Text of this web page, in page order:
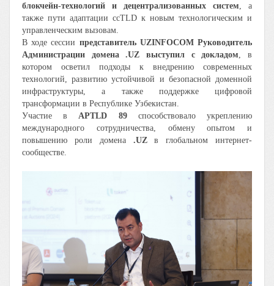
блокчейн-технологий и децентрализованных систем, а
также пути адаптации ccTLD к новым технологическим и
управленческим вызовам.
В ходе сессии представитель UZINFOCOM Руководитель
Администрации домена .UZ выступил с докладом, в
котором осветил подходы к внедрению современных
технологий, развитию устойчивой и безопасной доменной
инфраструктуры, а также поддержке цифровой
трансформации в Республике Узбекистан.
Участие вAPTLD 89способствовало укреплению
международного сотрудничества, обмену опытом и
повышению роли домена .UZв глобальном интернет-
сообществе.